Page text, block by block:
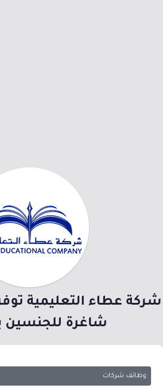
شركة عطاء التعليمية
شاغرة للجنسين
وظائف شركات